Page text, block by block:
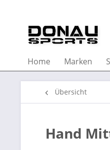
Home Marken
Übersicht
Hand